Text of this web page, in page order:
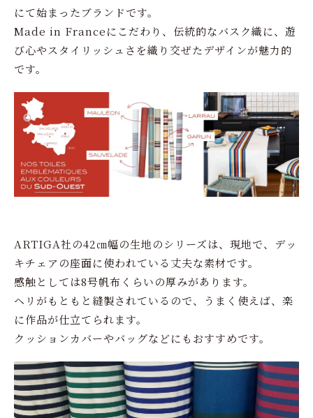
にて始まったブランドです。
Made in Franceにこだわり、伝統的なバスク織に、遊
び心やスタイリッシュさを織り交ぜたデザインが魅力的
です。
ARTIGA社の42㎝幅の生地のシリーズは、現地で、デッ
キチェアの座面に使われている丈夫な素材です。
感触としては8号帆布くらいの厚みがあります。
ヘリがもともと縫製されているので、うまく使えば、楽
に作品が仕立てられます。
クッションカバーやバッグなどにもおすすめです。